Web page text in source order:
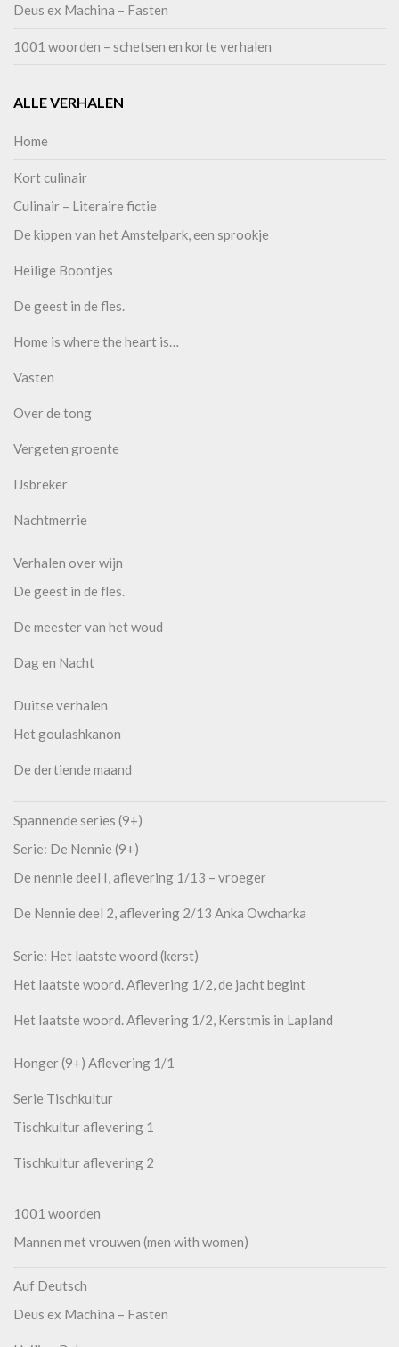
Deus ex Machina – Fasten
1001 woorden – schetsen en korte verhalen
ALLE VERHALEN
Home
Kort culinair
Culinair – Literaire fictie
De kippen van het Amstelpark, een sprookje
Heilige Boontjes
De geest in de fles.
Home is where the heart is…
Vasten
Over de tong
Vergeten groente
IJsbreker
Nachtmerrie
Verhalen over wijn
De geest in de fles.
De meester van het woud
Dag en Nacht
Duitse verhalen
Het goulashkanon
De dertiende maand
Spannende series (9+)
Serie: De Nennie (9+)
De nennie deel I, aflevering 1/13 – vroeger
De Nennie deel 2, aflevering 2/13 Anka Owcharka
Serie: Het laatste woord (kerst)
Het laatste woord. Aflevering 1/2, de jacht begint
Het laatste woord. Aflevering 1/2, Kerstmis in Lapland
Honger (9+) Aflevering 1/1
Serie Tischkultur
Tischkultur aflevering 1
Tischkultur aflevering 2
1001 woorden
Mannen met vrouwen (men with women)
Auf Deutsch
Deus ex Machina – Fasten